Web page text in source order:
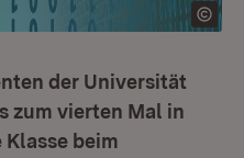
der Universität
zum vierten Mal in
beim